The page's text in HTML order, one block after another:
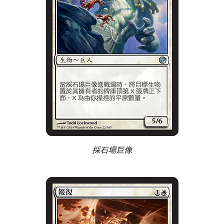
採石場巨像